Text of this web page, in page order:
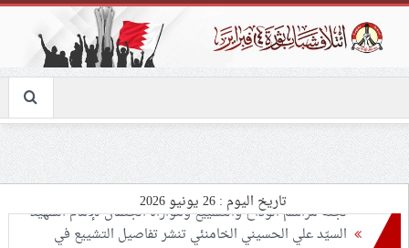
تاريخ اليوم : 26 يونيو 2026
تحذيرات من استغلال الأوضاع في غزّة لإشعال صراعات